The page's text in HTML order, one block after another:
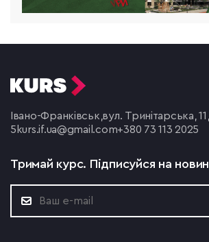
Івано-Франківськ,вул. Тринітарська,
5 kurs.if.ua@gmail.com+380 73 113 2025
Тримай курс. Підписуйся на